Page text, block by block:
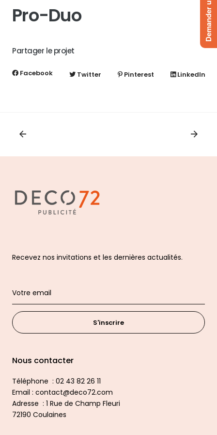
Pro-Duo
Partager le projet
Facebook Twitter Pinterest LinkedIn
Recevez nos invitations et les dernières actualités.
S'inscrire
Nous contacter
Téléphone : 02 43 82 26 11
Email : contact@deco72.com
Adresse : 1 Rue de Champ Fleuri
72190 Coulaines